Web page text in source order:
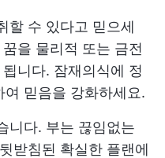
할 수 있다고 믿으세
을 물리적 또는 금전
니다. 잠재의식에 정
믿음을 강화하세요.
니다. 부는 끊임없는
받침된 확실한 플랜에